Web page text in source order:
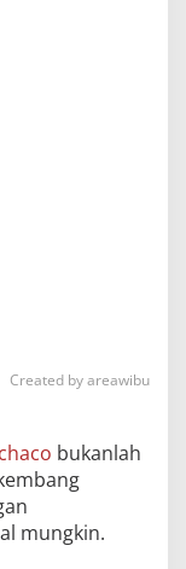
Created by areawibu
bukanlah
mungkin.